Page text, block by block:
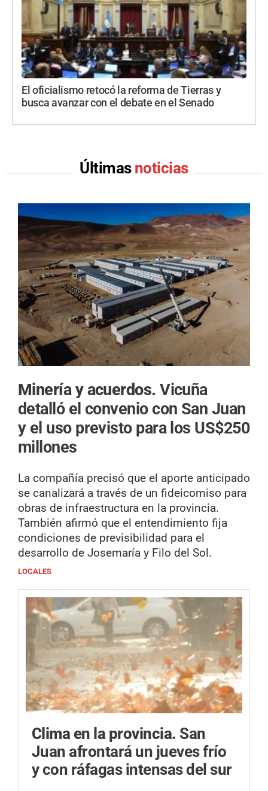
El oficialismo retocó la reforma de Tierras y
busca avanzar con el debate en el Senado
Últimas noticias
Minería y acuerdos.Vicuña
detalló el convenio con San Juan
y el uso previsto para los US$250
millones
La compañía precisó que el aporte anticipado
se canalizará a través de un fideicomiso para
obras de infraestructura en la provincia.
También afirmó que el entendimiento fija
condiciones de previsibilidad para el
desarrollo de Josemaría y Filo del Sol.
LOCALES
Clima en la provincia. San
Juan afrontará un jueves frío
y con ráfagas intensas del sur